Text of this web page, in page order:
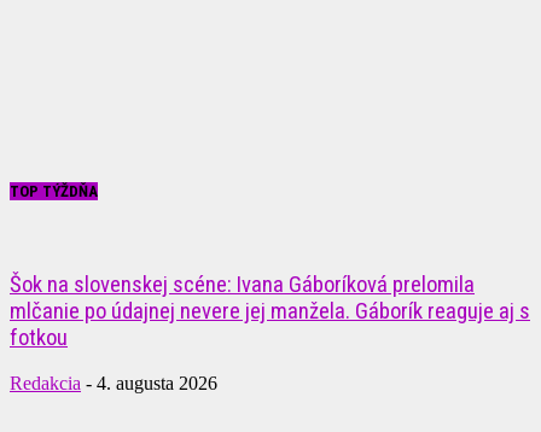
TOP TÝŽDŇA
Šok na slovenskej scéne: Ivana Gáboríková prelomila
mlčanie po údajnej nevere jej manžela. Gáborík reaguje aj s
fotkou
Redakcia - 4. augusta 2026